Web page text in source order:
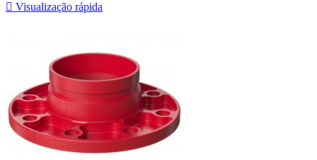
 Visualização rápida